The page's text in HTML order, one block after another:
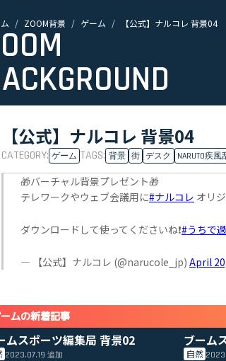
ZOOM背景 ゲーム 【公式】ナルコレ 背景04
【公式】ナルコレ 背景04
CATEGORY: ゲーム TAGS: 背景 街 デスク NARUTO疾
🎁バーチャル背景プレゼント🎁
テレワークやウェブ会議用に#ナルコレ オリ
ダウンロードして使ってくださいね❗️#うちで
— 【公式】ナルコレ (@narucole_jp) April
ムの新着記事
ムスポーツ編集局 背景02
2023.07.19追加
ブーム
自然